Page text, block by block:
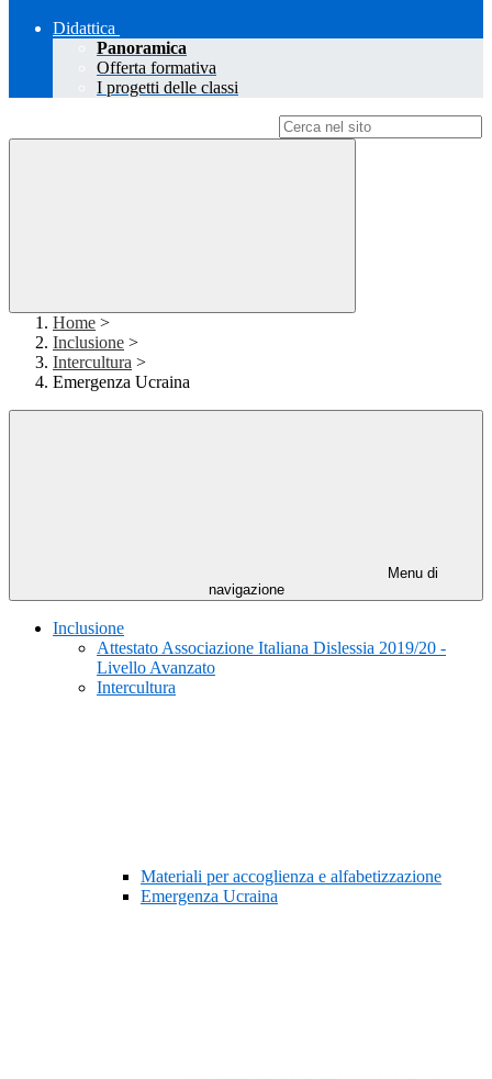
Didattica
Panoramica
Offerta formativa
I progetti delle classi
Home >
Inclusione >
Intercultura >
Emergenza Ucraina
Menu di
navigazione
Inclusione
Attestato Associazione Italiana Dislessia 2019/20 -
Livello Avanzato
Intercultura
Materiali per accoglienza e alfabetizzazione
Emergenza Ucraina